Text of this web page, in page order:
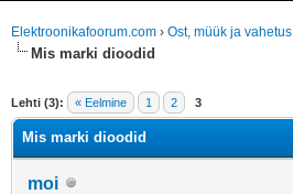
Elektroonikafoorum.com › Ost, müük ja vahetus
Mis marki dioodid
Lehti (3): « Eelmine 1 2 3
Mis marki dioodid
moi